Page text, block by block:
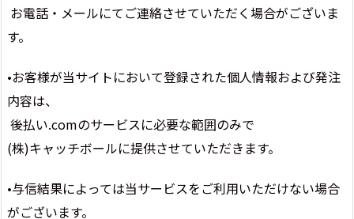
お電話・メールにてご連絡させていただく場合がございま
す。
•お客様が当サイトにおいて登録された個人情報および発注
内容は、
後払い.comのサービスに必要な範囲のみで
(株)キャッチボールに提供させていただきます。
•与信結果によっては当サービスをご利用いただけない場合
がございます。